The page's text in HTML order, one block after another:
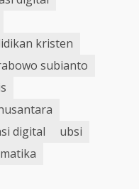
kristen
subianto
digital
ubsi